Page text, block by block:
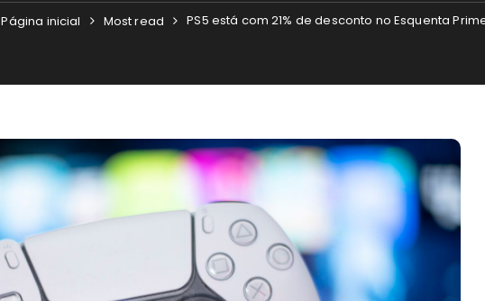
Página inicial Most read PS5 está com 21% de desconto no Esquenta